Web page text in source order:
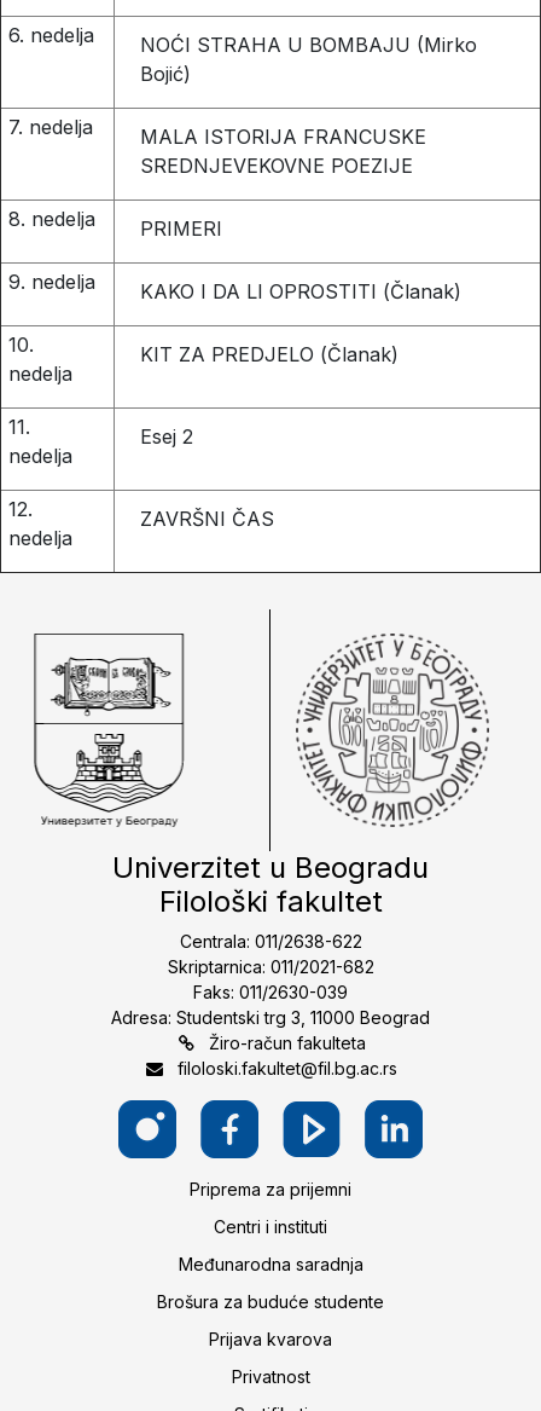
6. nedelja
NOĆI STRAHA U BOMBAJU (Mirko
Bojić)
7. nedelja
MALA ISTORIJA FRANCUSKE
SREDNJEVEKOVNE POEZIJE
8. nedelja PRIMERI
9. nedelja KAKO I DA LI OPROSTITI (Članak)
10.
nedelja
KIT ZA PREDJELO (Članak)
11.
nedelja
Esej 2
12.
nedelja
ZAVRŠNI ČAS
Univerzitet u Beogradu
Filološki fakultet
Centrala: 011/2638-622
Skriptarnica: 011/2021-682
Faks: 011/2630-039
Adresa: Studentski trg 3, 11000 Beograd
Žiro-račun fakulteta
filoloski.fakultet@fil.bg.ac.rs
Priprema za prijemni
Centri i instituti
Međunarodna saradnja
Brošura za buduće studente
Prijava kvarova
Privatnost